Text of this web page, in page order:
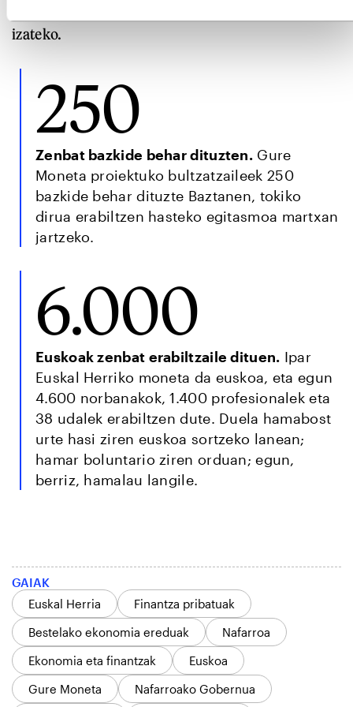
izateko.
250
Zenbat bazkide behar dituzten. Gure
Moneta proiektuko bultzatzaileek 250
bazkide behar dituzte Baztanen, tokiko
dirua erabiltzen hasteko egitasmoa martxan
jartzeko.
6.000
Euskoak zenbat erabiltzaile dituen. Ipar
Euskal Herriko moneta da euskoa, eta egun
4.600 norbanakok, 1.400 profesionalek eta
38 udalek erabiltzen dute. Duela hamabost
urte hasi ziren euskoa sortzeko lanean;
hamar boluntario ziren orduan; egun,
berriz, hamalau langile.
GAIAK
Euskal Herria
Finantza pribatuak
Bestelako ekonomia ereduak
Nafarroa
Ekonomia eta finantzak
Euskoa
Gure Moneta
Nafarroako Gobernua